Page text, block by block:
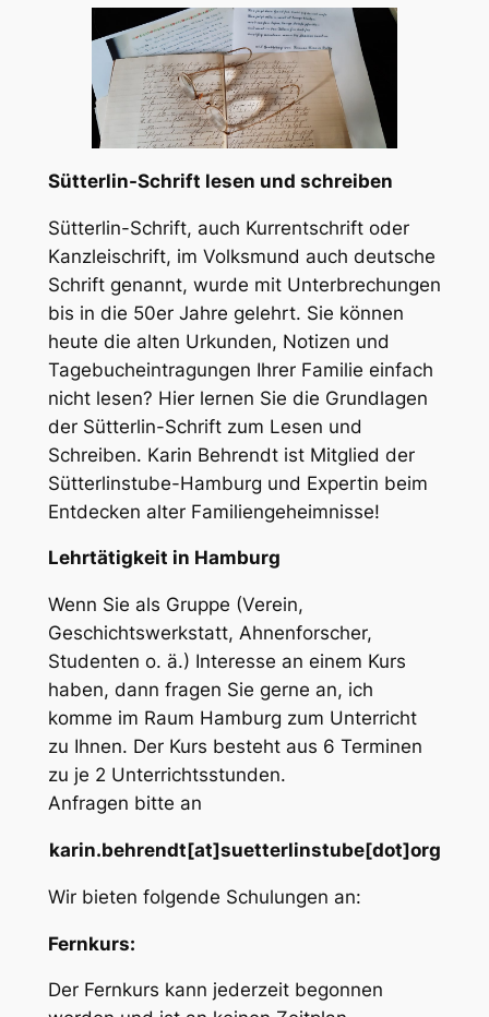
Sütterlin-Schrift lesen und schreiben
Sütterlin-Schrift, auch Kurrentschrift oder
Kanzleischrift, im Volksmund auch deutsche
Schrift genannt, wurde mit Unterbrechungen
bis in die 50er Jahre gelehrt. Sie können
heute die alten Urkunden, Notizen und
Tagebucheintragungen Ihrer Familie einfach
nicht lesen? Hier lernen Sie die Grundlagen
der Sütterlin-Schrift zum Lesen und
Schreiben. Karin Behrendt ist Mitglied der
Sütterlinstube-Hamburg und Expertin beim
Entdecken alter Familiengeheimnisse!
Lehrtätigkeit in Hamburg
Wenn Sie als Gruppe (Verein,
Geschichtswerkstatt, Ahnenforscher,
Studenten o. ä.) Interesse an einem Kurs
haben, dann fragen Sie gerne an, ich
komme im Raum Hamburg zum Unterricht
zu Ihnen. Der Kurs besteht aus 6 Terminen
zu je 2 Unterrichtsstunden.
Anfragen bitte an
karin.behrendt[at]suetterlinstube[dot]org
Wir bieten folgende Schulungen an:
Fernkurs:
Der Fernkurs kann jederzeit begonnen